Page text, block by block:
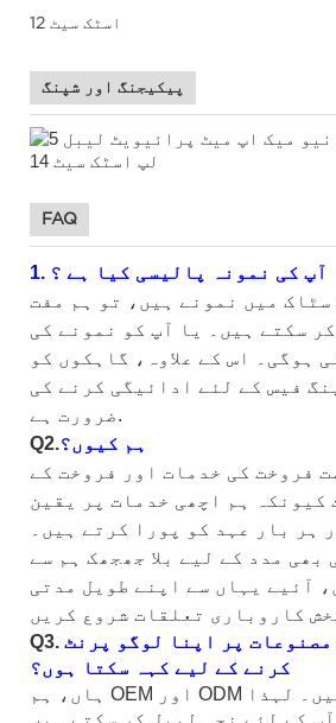
پیکیجنگ اور شپنگ
FAQ
1. آپ کی نمونہ پالیسی کیا ہے ؟
میں نمونے ہیں، تو ہم مفت
سکتے ہیں۔ یا آپ کو نمونے کی
ہوگی۔ اس کے علاوہ، گاہکوں کو
فیس کے لئے ادائیگی کرنے کی
ضرورت ہے.
Q2.ہم کیوں؟
فروخت کی خدمات اور فروخت کے
کیونکہ ہم اچھی خدمات پر یقین
ہر بار عہد کو پورا کرتے ہیں۔
بھی مدد کے لیے بلا جھجھک ہم سے
آئیے یہاں سے اپنے طویل مدتی
Q3. پر اپنا لوگو پرنٹ
کرنے کے لیے کہہ سکتا ہوں؟
ہاں، ہم OEM اور ODM سروس پیش کرتے ہیں۔ لہذا